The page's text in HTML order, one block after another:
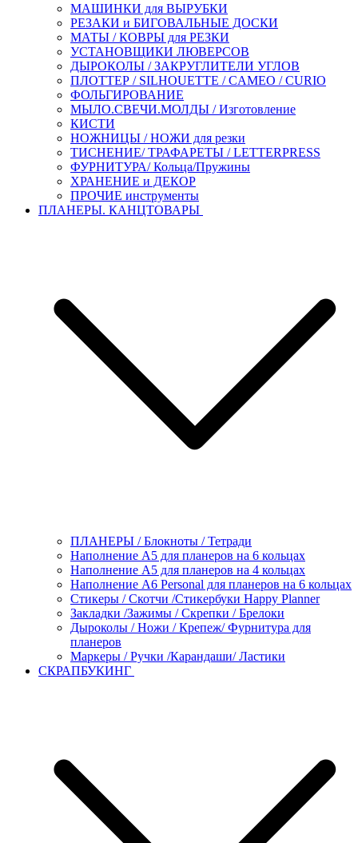
МАШИНКИ для ВЫРУБКИ
РЕЗАКИ и БИГОВАЛЬНЫЕ ДОСКИ
МАТЫ / КОВРЫ для РЕЗКИ
УСТАНОВЩИКИ ЛЮВЕРСОВ
ДЫРОКОЛЫ / ЗАКРУГЛИТЕЛИ УГЛОВ
ПЛОТТЕР / SILHOUETTE / CAMEO / CURIO
ФОЛЬГИРОВАНИЕ
МЫЛО.СВЕЧИ.МОЛДЫ / Изготовление
КИСТИ
НОЖНИЦЫ / НОЖИ для резки
ТИСНЕНИЕ/ ТРАФАРЕТЫ / LETTERPRESS
ФУРНИТУРА/ Кольца/Пружины
ХРАНЕНИЕ и ДЕКОР
ПРОЧИЕ инструменты
ПЛАНЕРЫ. КАНЦТОВАРЫ
ПЛАНЕРЫ / Блокноты / Тетради
Наполнение А5 для планеров на 6 кольцах
Наполнение А5 для планеров на 4 кольцах
Наполнение А6 Personal для планеров на 6 кольцах
Стикеры / Скотчи /Стикербуки Happy Planner
Закладки /Зажимы / Скрепки / Брелоки
Дыроколы / Ножи / Крепеж/ Фурнитура для
планеров
Маркеры / Ручки /Карандаши/ Ластики
СКРАПБУКИНГ